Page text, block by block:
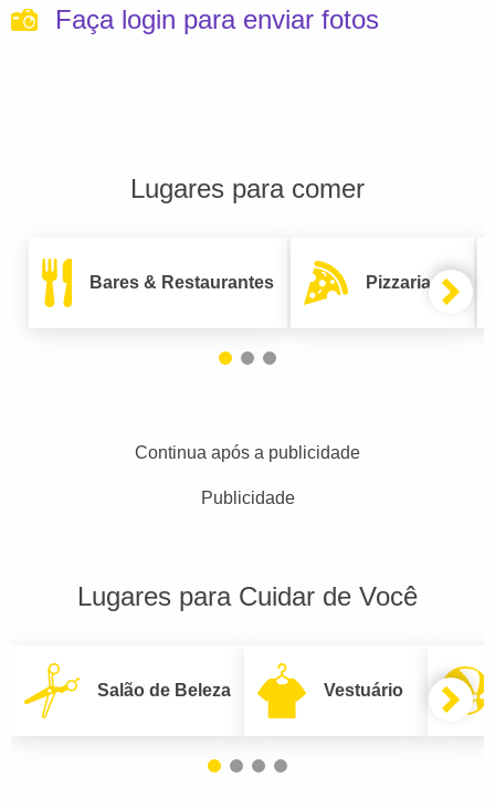
Faça login para enviar fotos
Lugares para comer
Bares & Restaurantes Pizzarias
Continua após a publicidade
Publicidade
Lugares para Cuidar de Você
Salão de Beleza Vestuário